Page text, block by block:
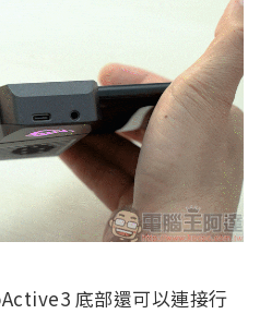
底部還可以連接行